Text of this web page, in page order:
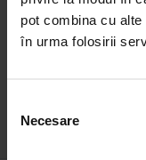
pot combina cu
în urma folosirii
Necesare
detaliate despre
Beneficiu: aceste
potențial ridicat de